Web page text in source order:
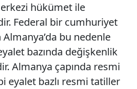
hükümet ile
Federal bir cumhuriyet
bu nedenle
bazında değişkenlik
Almanya çapında resmi
eyalet bazlı resmi tatiller